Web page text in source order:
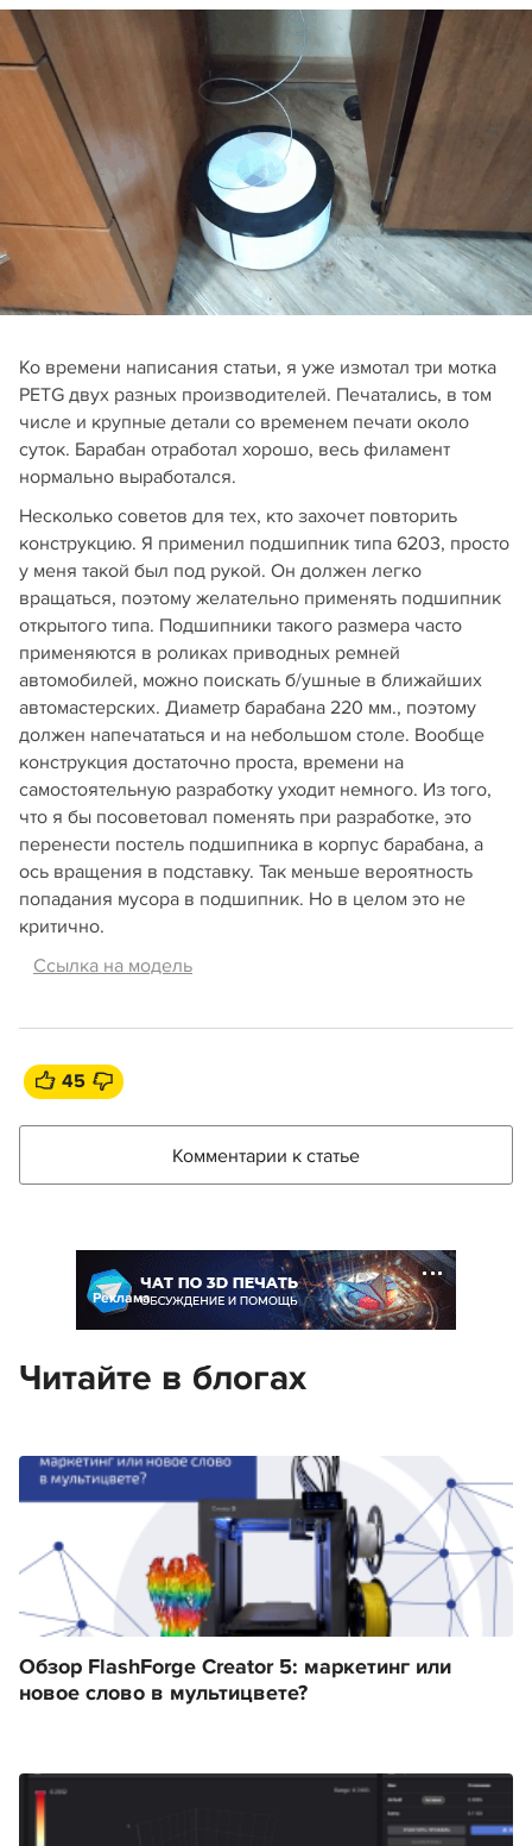
Ко времени написания статьи, я уже измотал три мотка
PETG двух разных производителей. Печатались, в том
числе и крупные детали со временем печати около
суток. Барабан отработал хорошо, весь филамент
нормально выработался.
Несколько советов для тех, кто захочет повторить
конструкцию. Я применил подшипник типа 6203, просто
у меня такой был под рукой. Он должен легко
вращаться, поэтому желательно применять подшипник
открытого типа. Подшипники такого размера часто
применяются в роликах приводных ремней
автомобилей, можно поискать б/ушные в ближайших
автомастерских. Диаметр барабана 220 мм., поэтому
должен напечататься и на небольшом столе. Вообще
конструкция достаточно проста, времени на
самостоятельную разработку уходит немного. Из того,
что я бы посоветовал поменять при разработке, это
перенести постель подшипника в корпус барабана, а
ось вращения в подставку. Так меньше вероятность
попадания мусора в подшипник. Но в целом это не
критично.
Ссылка на модель
45
Комментарии к статье
Реклама
Читайте в блогах
Обзор FlashForge Creator 5: маркетинг или
новое слово в мультицвете?